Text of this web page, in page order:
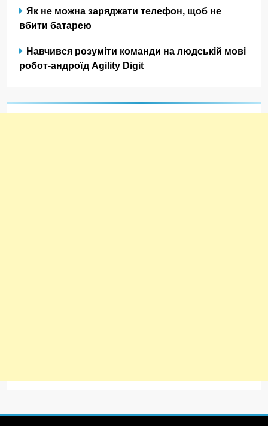
Як не можна заряджати телефон, щоб не
вбити батарею
Навчився розуміти команди на людській мові
робот-андроїд Agility Digit